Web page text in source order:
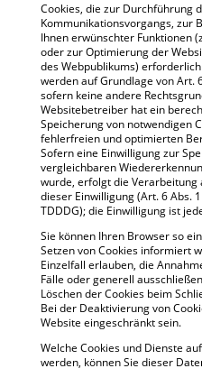
Cookies, die zur Durchführung
Kommunikationsvorgangs, zur
Ihnen erwünschter Funktionen
oder zur Optimierung der
des Webpublikums)
werden auf Grundlage von Art.
sofern keine andere
Websitebetreiber hat ein
Speicherung von notwendigen
fehlerfreien und optimierten
Sofern eine Einwilligung zur
vergleichbaren
wurde, erfolgt die Verarbeitung
dieser Einwilligung (Art. 6 Abs.
TDDDG); die Einwilligung ist
Sie können Ihren Browser so
Setzen von Cookies informiert
Einzelfall erlauben, die
Fälle oder generell
Löschen der Cookies beim
Bei der Deaktivierung von
Website eingeschränkt sein.
Welche Cookies und Dienste
werden, können Sie dieser